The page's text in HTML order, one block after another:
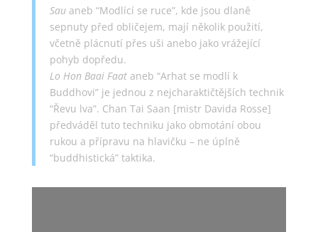
Sau aneb “Modlící se ruce”, kde jsou dlaně
sepnuty před obličejem, mají několik použití,
včetně plácnutí přes uši anebo jako vrážející
pohyb dopředu.
Lo Hon Baai Faat aneb “Arhat se modlí k
Buddhovi” je jednou z nejcharaktičtějších technik
“Řevu lva”. Chan Tai Saan [mistr Davida Rosse]
předváděl tuto techniku jako obmotání obou
rukou a přípravu na hlavičku – ne úplně
“buddhistická” taktika.